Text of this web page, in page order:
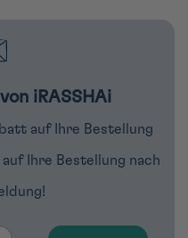
iRASSHAi
auf Ihre Bestellung
auf Ihre Bestellung nach